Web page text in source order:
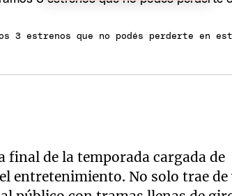
3 estrenos que no podés perderte en
final de la temporada cargada de
entretenimiento. No solo trae de